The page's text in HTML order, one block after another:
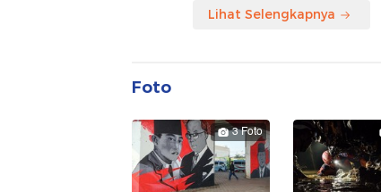
Lihat Selengkapnya
Foto
3 Foto